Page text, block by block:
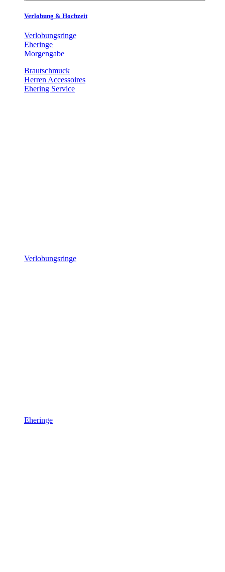
Verlobung & Hochzeit
Verlobungsringe
Eheringe
Morgengabe
Brautschmuck
Herren Accessoires
Ehering Service
Verlobungsringe
Eheringe